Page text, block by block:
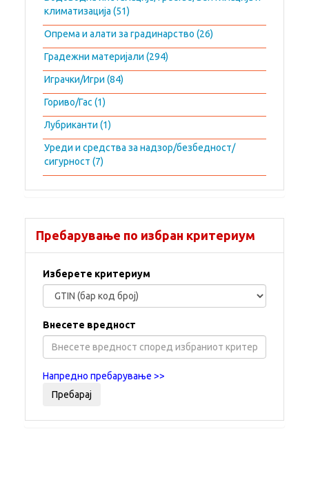
климатизација (51)
Опрема и алати за градинарство (26)
Градежни материјали (294)
Играчки/Игри (84)
Гориво/Гас (1)
Лубриканти (1)
Уреди и средства за надзор/безбедност/
сигурност (7)
Пребарување по избран критериум
Изберете критериум
Внесете вредност
Напредно пребарување >>